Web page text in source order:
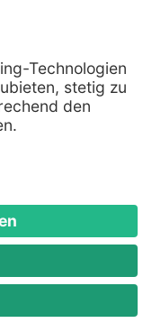
sind eingetragene
Hersteller.
GmbH - Alle